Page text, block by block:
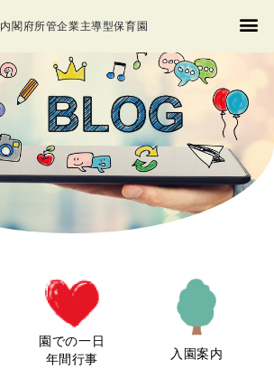
内閣府所管企業主導型保育園
園での一日
年間行事
入園案内